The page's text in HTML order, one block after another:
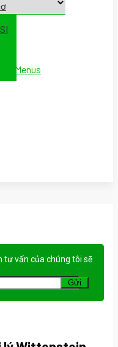
> Menus
tư vấn của chúng tôi sẽ